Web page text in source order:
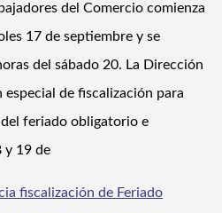
del Comercio comienza
17 de septiembre y se
del sábado 20. La Dirección
de fiscalización para
feriado obligatorio e
y 19 de
fiscalización de Feriado